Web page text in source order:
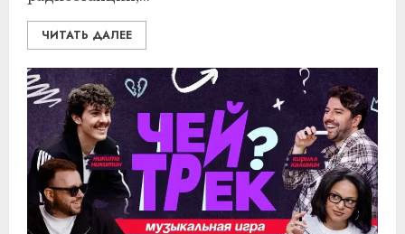
ЧИТАТЬ ДАЛЕЕ